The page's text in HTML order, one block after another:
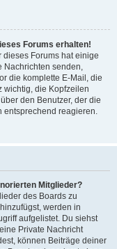
Forums erhalten!
dieses Forums hat einige
Nachrichten senden,
die komplette E-Mail, die
wichtig, die Kopfzeilen
den Benutzer, der die
entsprechend reagieren.
Mitglieder?
des Boards zu
werden in
aufgelistet. Du siehst
Private Nachricht
können Beiträge deiner